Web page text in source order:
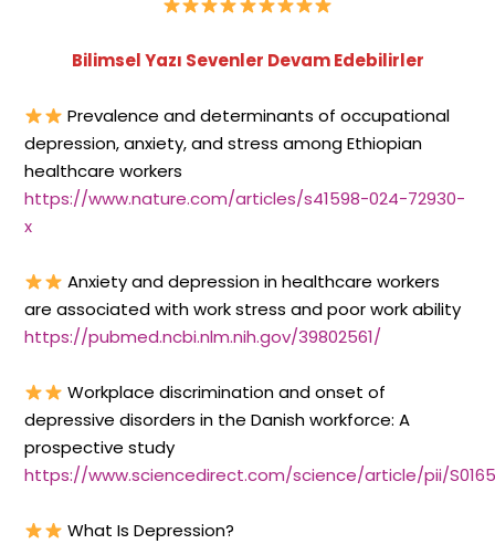
Bilimsel Yazı Sevenler Devam Edebilirler
Prevalence and determinants of occupational
depression, anxiety, and stress among Ethiopian
healthcare workers
https://www.nature.com/articles/s41598-024-72930-
x
Anxiety and depression in healthcare workers
are associated with work stress and poor work ability
https://pubmed.ncbi.nlm.nih.gov/39802561/
Workplace discrimination and onset of
depressive disorders in the Danish workforce: A
prospective study
https://www.sciencedirect.com/science/article/pii/
What Is Depression?